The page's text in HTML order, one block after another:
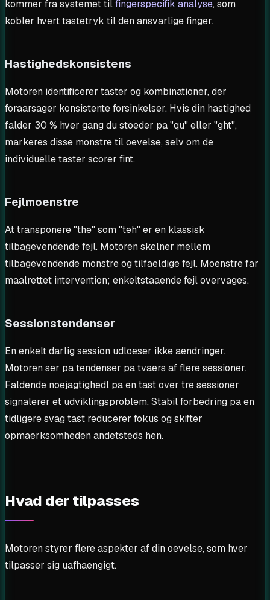
kommer fra systemet tilfingerspecifik analyse, som
kobler hvert tastetryk til den ansvarlige finger.
Hastighedskonsistens
Motoren identificerer taster og kombinationer, der
foraarsager konsistente forsinkelser. Hvis din hastighed
falder 30 % hver gang du stoeder pa "qu" eller "ght",
markeres disse monstre til oevelse, selv om de
individuelle taster scorer fint.
Fejlmoenstre
At transponere "the" som "teh" er en klassisk
tilbagevendende fejl. Motoren skelner mellem
tilbagevendende monstre og tilfaeldige fejl. Moenstre far
maalrettet intervention; enkeltstaaende fejl overvages.
Sessionstendenser
En enkelt darlig session udloeser ikke aendringer.
Motoren ser pa tendenser pa tvaers af flere sessioner.
Faldende noejagtighedl pa en tast over tre sessioner
signalerer et udviklingsproblem. Stabil forbedring pa en
tidligere svag tast reducerer fokus og skifter
opmaerksomheden andetsteds hen.
Hvad der tilpasses
Motoren styrer flere aspekter af din oevelse, som hver
tilpasser sig uafhaengigt.